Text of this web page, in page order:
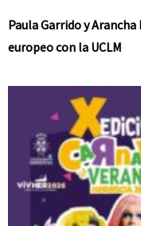
Paula Garrido y
europeo con la UCLM